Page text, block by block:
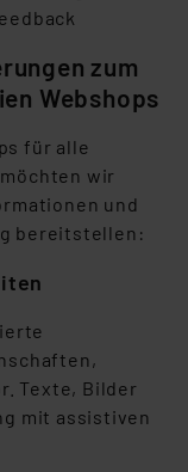
und
bleibt hiervon
können dazu
erneut
ggf. auch
Drittanbietern
erhalten Sie in
besteht kein
bedeutet,
zum
Webshops
für alle
wir
und
bereitstellen:
Texte, Bilder
mit assistiven